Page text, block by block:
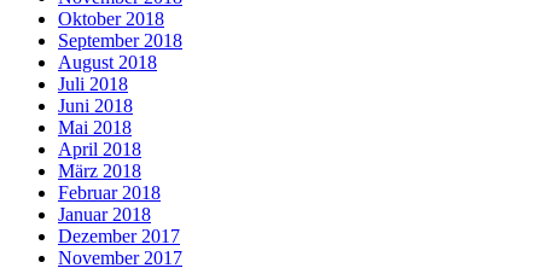
Oktober 2018
September 2018
August 2018
Juli 2018
Juni 2018
Mai 2018
April 2018
März 2018
Februar 2018
Januar 2018
Dezember 2017
November 2017